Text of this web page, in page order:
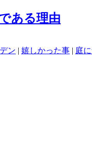
ある理由
ン | 嬉しかった事 | 庭